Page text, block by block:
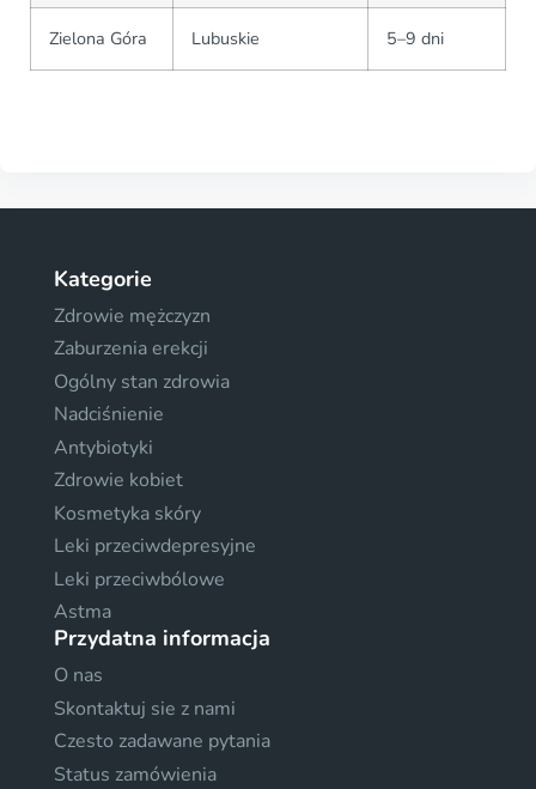
Zielona Góra Lubuskie 5–9 dni
Kategorie
Zdrowie mężczyzn
Zaburzenia erekcji
Ogólny stan zdrowia
Nadciśnienie
Antybiotyki
Zdrowie kobiet
Kosmetyka skóry
Leki przeciwdepresyjne
Leki przeciwbólowe
Astma
Przydatna informacja
O nas
Skontaktuj sie z nami
Czesto zadawane pytania
Status zamówienia